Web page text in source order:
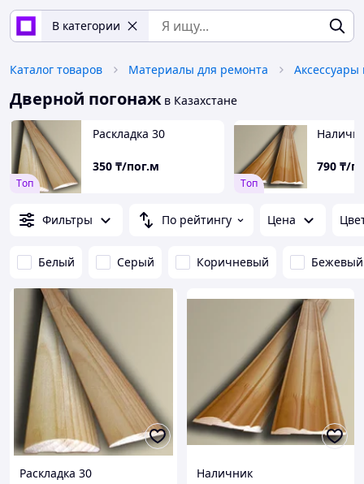
В категории
Каталог товаров Материалы для ремонта
Дверной погонаж в Казахстане
Tоп
Раскладка 30
350 ₸/пог.м
Tоп
790 ₸/
Фильтры По рейтингу Цена
Белый Серый Коричневый Бежевый
Раскладка 30 Наличник